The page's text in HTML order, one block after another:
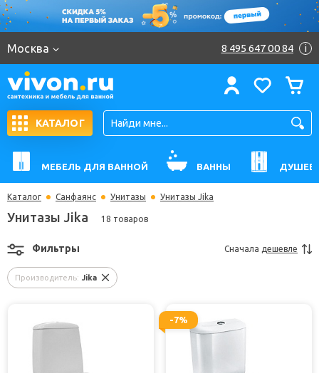
Москва 8 495 647 00 84 i
КАТАЛОГ
МЕБЕЛЬ ДЛЯ ВАННОЙ ВАННЫ
Каталог Санфаянс Унитазы Унитазы Jika
Унитазы Jika 18 товаров
Производитель: Jika
Фильтры Сначала дешевле
-7%